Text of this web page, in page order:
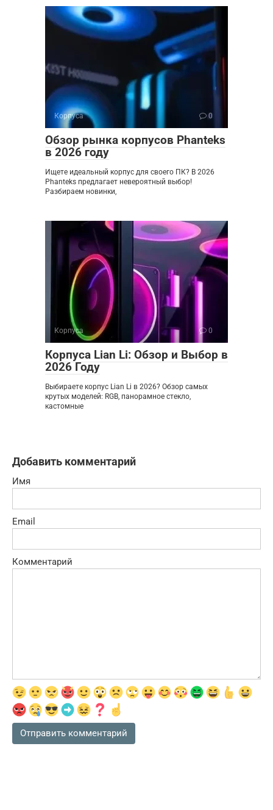
Корпуса 0
Обзор рынка корпусов Phanteks
в 2026 году
Ищете идеальный корпус для своего ПК? В 2026
Phanteks предлагает невероятный выбор!
Разбираем новинки,
Корпуса 0
Корпуса Lian Li: Обзор и Выбор в
2026 Году
Выбираете корпус Lian Li в 2026? Обзор самых
крутых моделей: RGB, панорамное стекло,
кастомные
Добавить комментарий
Имя
Email
Комментарий